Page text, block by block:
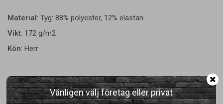
Vänligen välj företag eller privat
Material: Tyg: 88% polyester, 12% elastan
Vikt: 172 g/m2
Kön: Herr